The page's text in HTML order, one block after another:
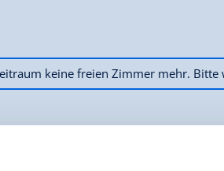
keine freien Zimmer mehr. Bitte